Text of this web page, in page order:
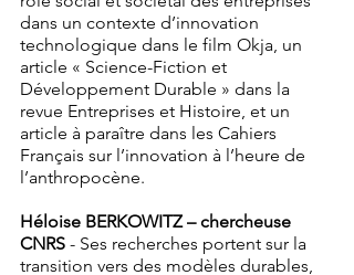
dans un contexte d’innovation
technologique dans le film Okja, un
article « Science-Fiction et
Développement Durable » dans la
revue Entreprises et Histoire, et un
article à paraître dans les Cahiers
Français sur l’innovation à l’heure de
l’anthropocène.
Héloise BERKOWITZ – chercheuse
CNRS - Ses recherches portent sur la
transition vers des modèles durables,